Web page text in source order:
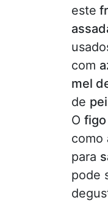
este
com
mel
de
O figo
como
para
pode